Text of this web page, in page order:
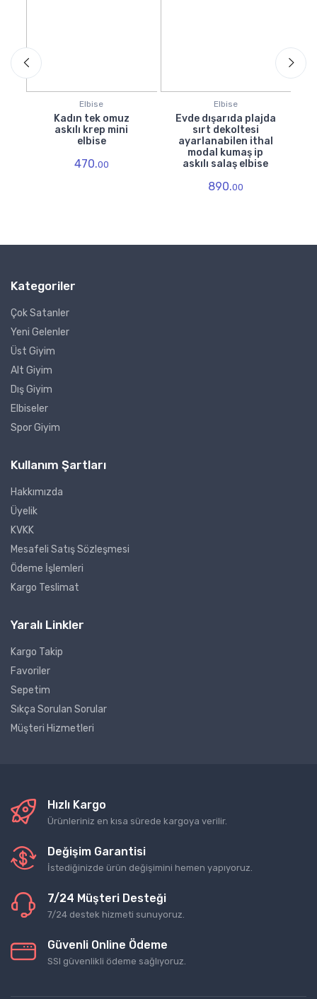
Elbise
Kadın tek omuz
askılı krep mini
elbise
470.00
Elbise
Evde dışarıda plajda
sırt dekoltesi
ayarlanabilen ithal
modal kumaş ip
askılı salaş elbise
890.00
Kategoriler
Çok Satanler
Yeni Gelenler
Üst Giyim
Alt Giyim
Dış Giyim
Elbiseler
Spor Giyim
Kullanım Şartları
Hakkımızda
Üyelik
KVKK
Mesafeli Satış Sözleşmesi
Ödeme İşlemleri
Kargo Teslimat
Yaralı Linkler
Kargo Takip
Favoriler
Sepetim
Sıkça Sorulan Sorular
Müşteri Hizmetleri
Hızlı Kargo
Ürünleriniz en kısa sürede kargoya verilir.
Değişim Garantisi
İstediğinizde ürün değişimini hemen yapıyoruz.
7/24 Müşteri Desteği
7/24 destek hizmeti sunuyoruz.
Güvenli Online Ödeme
SSl güvenlikli ödeme sağlıyoruz.